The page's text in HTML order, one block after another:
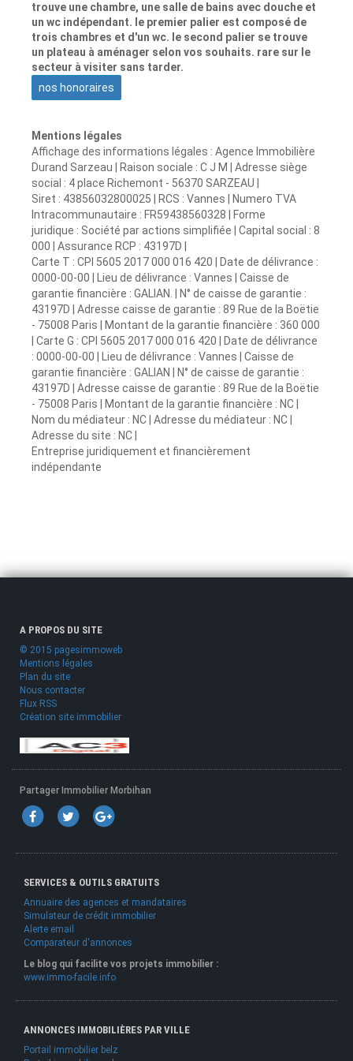
trouve une chambre, une salle de bains avec douche et
un wc indépendant. le premier palier est composé de
trois chambres et d'un wc. le second palier se trouve
un plateau à aménager selon vos souhaits. rare sur le
secteur à visiter sans tarder.
nos honoraires
Mentions légales
Affichage des informations légales : Agence Immobilière
Durand Sarzeau | Raison sociale : C J M | Adresse siège
social : 4 place Richemont - 56370 SARZEAU |
Siret : 43856032800025 | RCS : Vannes | Numero TVA
Intracommunautaire : FR59438560328 | Forme
juridique : Société par actions simplifiée | Capital social : 8
000 | Assurance RCP : 43197D |
Carte T : CPI 5605 2017 000 016 420 | Date de délivrance :
0000-00-00 | Lieu de délivrance : Vannes | Caisse de
garantie financière : GALIAN. | N° de caisse de garantie :
43197D | Adresse caisse de garantie : 89 Rue de la Boëtie
- 75008 Paris | Montant de la garantie financière : 360 000
| Carte G : CPI 5605 2017 000 016 420 | Date de délivrance
: 0000-00-00 | Lieu de délivrance : Vannes | Caisse de
garantie financière : GALIAN | N° de caisse de garantie :
43197D | Adresse caisse de garantie : 89 Rue de la Boëtie
- 75008 Paris | Montant de la garantie financière : NC |
Nom du médiateur : NC | Adresse du médiateur : NC |
Adresse du site : NC |
Entreprise juridiquement et financièrement
indépendante
A PROPOS DU SITE
© 2015 pagesimmoweb
Mentions légales
Plan du site
Nous contacter
Flux RSS
Création site immobilier
Partager Immobilier Morbihan
SERVICES & OUTILS GRATUITS
Annuaire des agences et mandataires
Simulateur de crédit immobilier
Alerte email
Comparateur d'annonces
Le blog qui facilite vos projets immobilier :
www.immo-facile.info
ANNONCES IMMOBILIÈRES PAR VILLE
Portail immobilier belz